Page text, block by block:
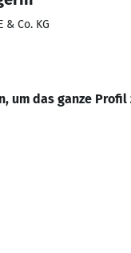
& Co. KG
um das ganze Profil